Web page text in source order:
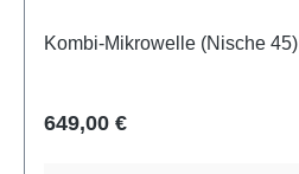
Kombi-Mikrowelle (Nische 45)
Regulärer Preis:
649,00 €